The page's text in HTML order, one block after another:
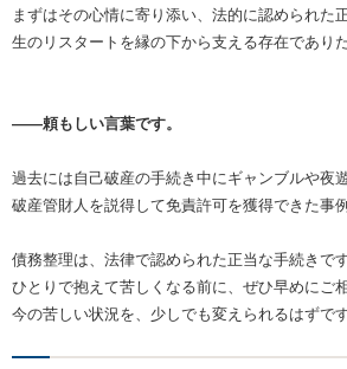
まずはその心情に寄り添い、法的に認められた
生のリスタートを縁の下から支える存在でありた
――頼もしい言葉です。
過去には自己破産の手続き中にギャンブルや夜
破産管財人を説得して免責許可を獲得できた事
債務整理は、法律で認められた正当な手続きです
ひとりで抱えて苦しくなる前に、ぜひ早めにご
今の苦しい状況を、少しでも変えられるはずです